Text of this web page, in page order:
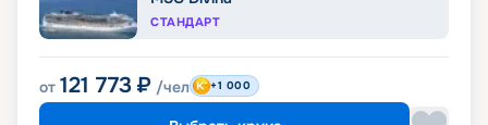
СТАНДАРТ
от 121 773 ₽ /чел +1 000